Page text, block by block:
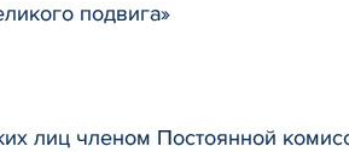
подвига»
лиц членом Постоянной